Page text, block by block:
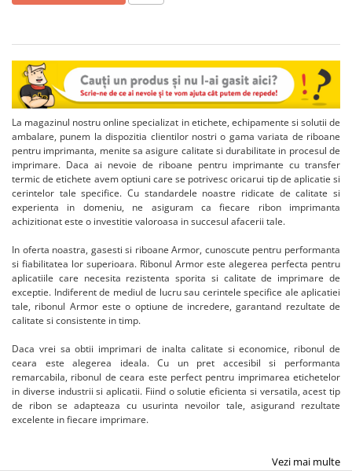
La magazinul nostru online specializat in etichete, echipamente si solutii de
ambalare, punem la dispozitia clientilor nostri o gama variata de riboane
pentru imprimanta, menite sa asigure calitate si durabilitate in procesul de
imprimare. Daca ai nevoie de riboane pentru imprimante cu transfer
termic de etichete avem optiuni care se potrivesc oricarui tip de aplicatie si
cerintelor tale specifice. Cu standardele noastre ridicate de calitate si
experienta in domeniu, ne asiguram ca fiecare ribon imprimanta
achizitionat este o investitie valoroasa in succesul afacerii tale.
In oferta noastra, gasesti si riboane Armor, cunoscute pentru performanta
si fiabilitatea lor superioara. Ribonul Armor este alegerea perfecta pentru
aplicatiile care necesita rezistenta sporita si calitate de imprimare de
exceptie. Indiferent de mediul de lucru sau cerintele specifice ale aplicatiei
tale, ribonul Armor este o optiune de incredere, garantand rezultate de
calitate si consistente in timp.
Daca vrei sa obtii imprimari de inalta calitate si economice, ribonul de
ceara este alegerea ideala. Cu un pret accesibil si performanta
remarcabila, ribonul de ceara este perfect pentru imprimarea etichetelor
in diverse industrii si aplicatii. Fiind o solutie eficienta si versatila, acest tip
de ribon se adapteaza cu usurinta nevoilor tale, asigurand rezultate
excelente in fiecare imprimare.
Vezi mai multe